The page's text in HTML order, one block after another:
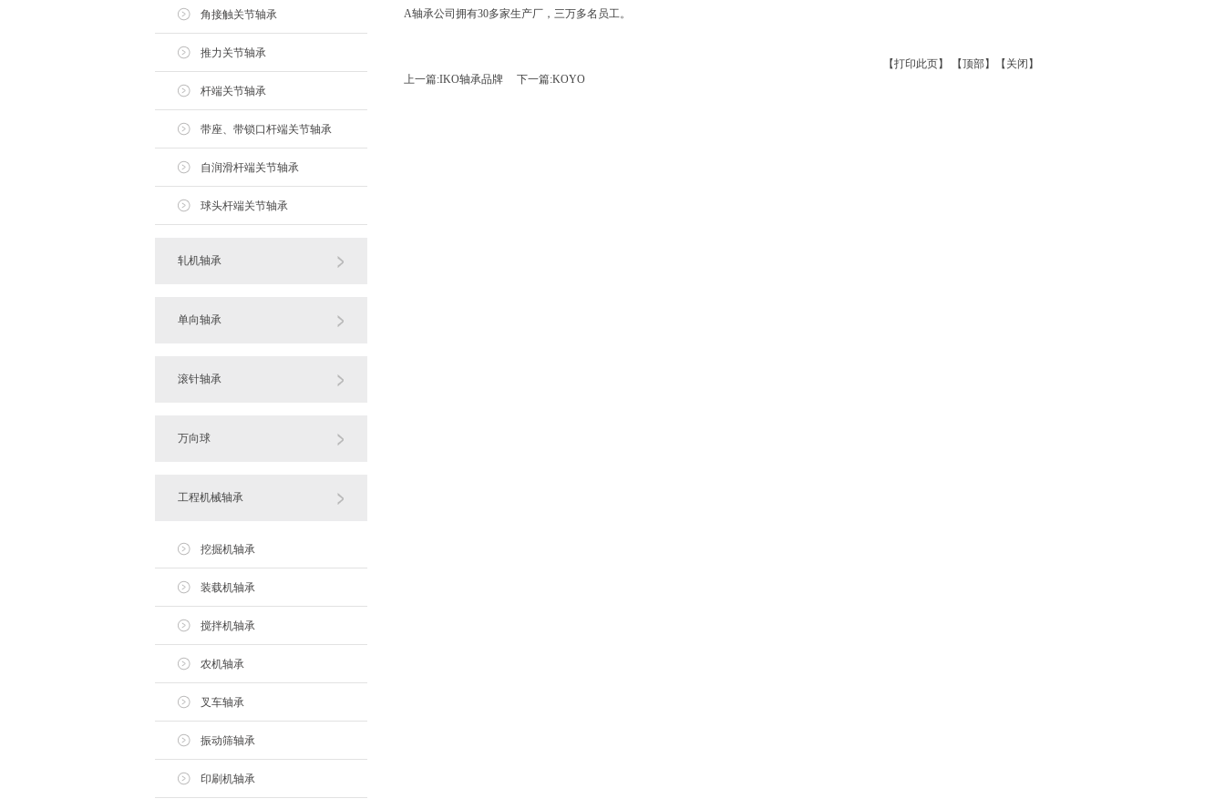
角接触关节轴承
推力关节轴承
杆端关节轴承
带座、带锁口杆端关节轴承
自润滑杆端关节轴承
球头杆端关节轴承
轧机轴承
单向轴承
滚针轴承
万向球
工程机械轴承
挖掘机轴承
装载机轴承
搅拌机轴承
农机轴承
叉车轴承
振动筛轴承
印刷机轴承
A轴承公司拥有30多家生产厂，三万多名员工。
【打印此页】 【顶部】【 关闭 】
上一篇:IKO轴承品牌下一篇:KOYO